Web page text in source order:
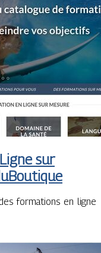
sur
formations en ligne